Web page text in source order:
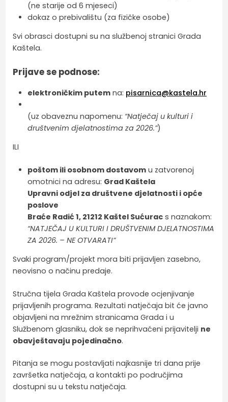
(ne starije od 6 mjeseci)
dokaz o prebivalištu (za fizičke osobe)
Svi obrasci dostupni su na službenoj stranici Grada
Kaštela.
Prijave se podnose:
elektroničkim putemna: pisarnica@kastela.hr
(uz obaveznu napomenu: “Natječaj u kulturi i
društvenim djelatnostima za 2026.”)
ILI
poštom ili osobnom dostavomu zatvorenoj
omotnici na adresu: Grad Kaštela
Upravni odjel za društvene djelatnosti i opće
poslove
Braće Radić 1, 21212 Kaštel Sućuracs naznakom:
“NATJEČAJ U KULTURI I DRUŠTVENIM DJELATNOSTIMA
ZA 2026. – NE OTVARATI”
Svaki program/projekt mora biti prijavljen zasebno,
neovisno o načinu predaje.
Stručna tijela Grada Kaštela provode ocjenjivanje
prijavljenih programa. Rezultati natječaja bit će javno
objavljeni na mrežnim stranicama Grada i u
Službenom glasniku, dok se neprihvaćeni prijavitelji ne
obavještavaju pojedinačno.
Pitanja se mogu postavljati najkasnije tri dana prije
završetka natječaja, a kontakti po područjima
dostupni su u tekstu natječaja.